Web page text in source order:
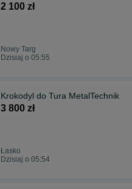
2 100 zł
Nowy Targ
Dzisiaj o 05:55
Krokodyl do Tura MetalTechnik
3 800 zł
Łasko
Dzisiaj o 05:54